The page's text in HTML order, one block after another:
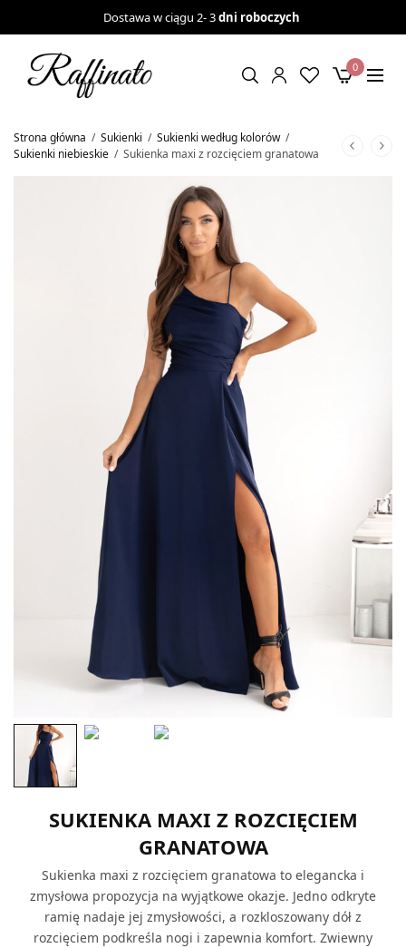
Dostawa w ciągu 2- 3dni roboczych
0
Strona główna / Sukienki / Sukienki według kolorów /
Sukienki niebieskie / Sukienka maxi z rozcięciem granatowa
SUKIENKA MAXI Z ROZCIĘCIEM
GRANATOWA
Sukienka maxi z rozcięciem granatowa to elegancka i
zmysłowa propozycja na wyjątkowe okazje. Jedno odkryte
ramię nadaje jej zmysłowości, a rozkloszowany dół z
rozcięciem podkreśla nogi i zapewnia komfort. Zwiewny